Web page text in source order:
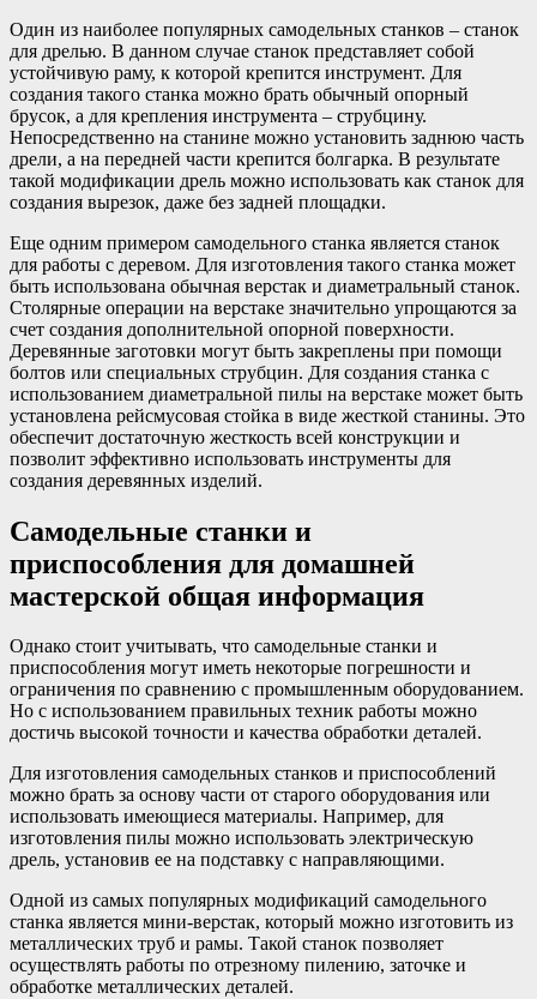
Один из наиболее популярных самодельных станков – станок
для дрелью. В данном случае станок представляет собой
устойчивую раму, к которой крепится инструмент. Для
создания такого станка можно брать обычный опорный
брусок, а для крепления инструмента – струбцину.
Непосредственно на станине можно установить заднюю часть
дрели, а на передней части крепится болгарка. В результате
такой модификации дрель можно использовать как станок для
создания вырезок, даже без задней площадки.
Еще одним примером самодельного станка является станок
для работы с деревом. Для изготовления такого станка может
быть использована обычная верстак и диаметральный станок.
Столярные операции на верстаке значительно упрощаются за
счет создания дополнительной опорной поверхности.
Деревянные заготовки могут быть закреплены при помощи
болтов или специальных струбцин. Для создания станка с
использованием диаметральной пилы на верстаке может быть
установлена рейсмусовая стойка в виде жесткой станины. Это
обеспечит достаточную жесткость всей конструкции и
позволит эффективно использовать инструменты для
создания деревянных изделий.
Самодельные станки и
приспособления для домашней
мастерской общая информация
Однако стоит учитывать, что самодельные станки и
приспособления могут иметь некоторые погрешности и
ограничения по сравнению с промышленным оборудованием.
Но с использованием правильных техник работы можно
достичь высокой точности и качества обработки деталей.
Для изготовления самодельных станков и приспособлений
можно брать за основу части от старого оборудования или
использовать имеющиеся материалы. Например, для
изготовления пилы можно использовать электрическую
дрель, установив ее на подставку с направляющими.
Одной из самых популярных модификаций самодельного
станка является мини-верстак, который можно изготовить из
металлических труб и рамы. Такой станок позволяет
осуществлять работы по отрезному пилению, заточке и
обработке металлических деталей.